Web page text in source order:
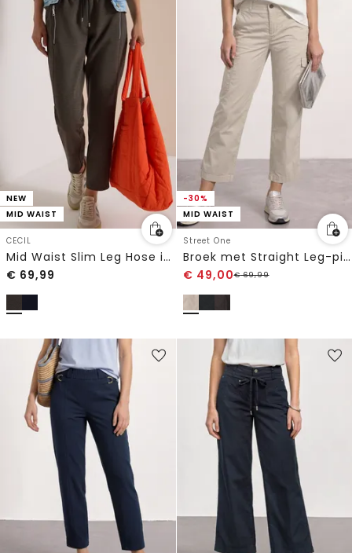
NEW
MID WAIST
CECIL
Mid Waist Slim Leg Hose in casual pasvorm
€ 69,99
-30%
MID WAIST
Street One
Broek met Straight Leg-pijpen in cargo-stijl
€ 49,00€69,99